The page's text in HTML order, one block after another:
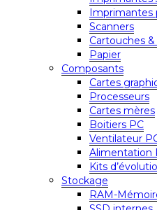
Imprimantes
Scanners
Cartouches &
Papier
Composants
Cartes
Processeurs
Cartes mères
Boitiers PC
Ventilateur
Alimentation
Kits
Stockage
RAM-